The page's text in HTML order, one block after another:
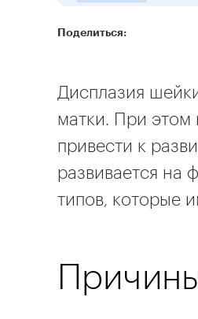
Поделиться:
Дисплазия
матки. При
привести к
развивается на
типов, которые